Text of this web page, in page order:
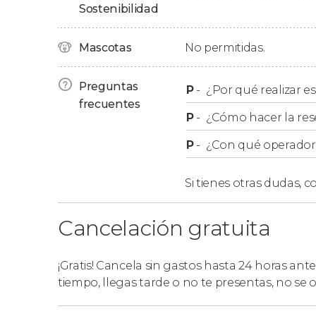
inglés:
Visita libre con audioguía en español y
10:00 hasta las 17:00 horas. Para ello,
Visita con guía de habla inglesa
: de
15:00 y 16:00 horas. Si optáis por esta
Sostenibilidad
Mascotas No permitidas.
Preguntas
frecuentes
P- ¿Por qué realizar
P- ¿Cómo hacer la
P- ¿Con qué
Si tienes otras dudas,
Cancelación gratuita
¡Gratis! Cancela sin gastos hasta 24 horas
tiempo, llegas tarde o no te presentas, no se